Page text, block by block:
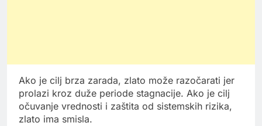
Ako je cilj brza zarada, zlato može razočarati jer
prolazi kroz duže periode stagnacije. Ako je cilj
očuvanje vrednosti i zaštita od sistemskih rizika,
zlato ima smisla.